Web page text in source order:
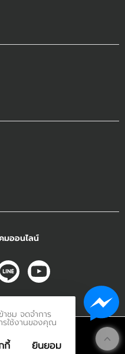
มออนไลน์
Rights Reserved.
าชม จดจำการ
รใช้งานของคุณ
กี้ ยินยอม